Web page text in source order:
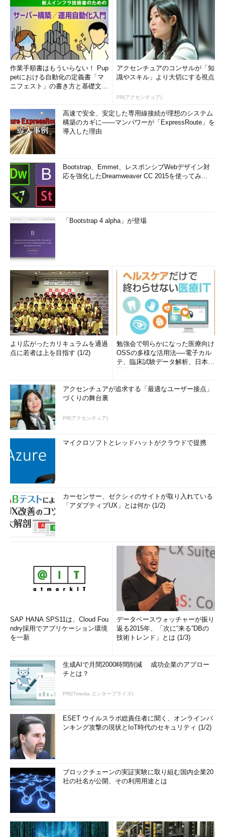
作業手順書はもういらない！ Pup
petにおける自動化の定義書「マ
ニフェスト」の書き方と基礎文法
アクセンチュアのコンサルが「知
識やスキル」より大切にする視点
PR(アクセンチュア)
高速で安全、安定した専用線接続が理想のシステム
構築のカギに――マンパワーが「ExpressRoute」を
導入した理由
Bootstrap、Emmet、レスポンシブWebデザイン対
応を強化したDreamweaver CC 2015を使ってみ...
「Bootstrap 4 alpha」が登場
より広がったカリキュラムを通過
点に若者は上を目指す (1/2)
勉強会で明らかになった医療向け
OSSの多様な活用法──電子カル
テ、臨床試験データ解析、日本語
アクセンチュアが追求する「最適なユーザー接点」
づくりの舞台裏
PR(アクセンチュア)
マイクロソフトとレッドハットがクラウドで提携
カーセンサー、ゼクシィのサイトが取り入れている
「アダプティブUX」とは何か (1/2)
SAP HANA SPS11は、Cloud Fou
ndry採用でアプリケーション環境
を一新
データベースウォッチャーが振り
返る2015年、「次に“来る”DBの
技術トレンド」とは (1/3)
生成AIで月間2000時間削減 成功企業のアプロー
チとは？
PR(ITmedia エンタープライズ)
ESET ウイルスラボ総責任者に聞く、オンラインバ
ンキング攻撃の現状とIoT時代のセキュリティ (1/2)
ブロックチェーンの実証実験に取り組む国内企業20
社の社名が公開、その利用用途とは